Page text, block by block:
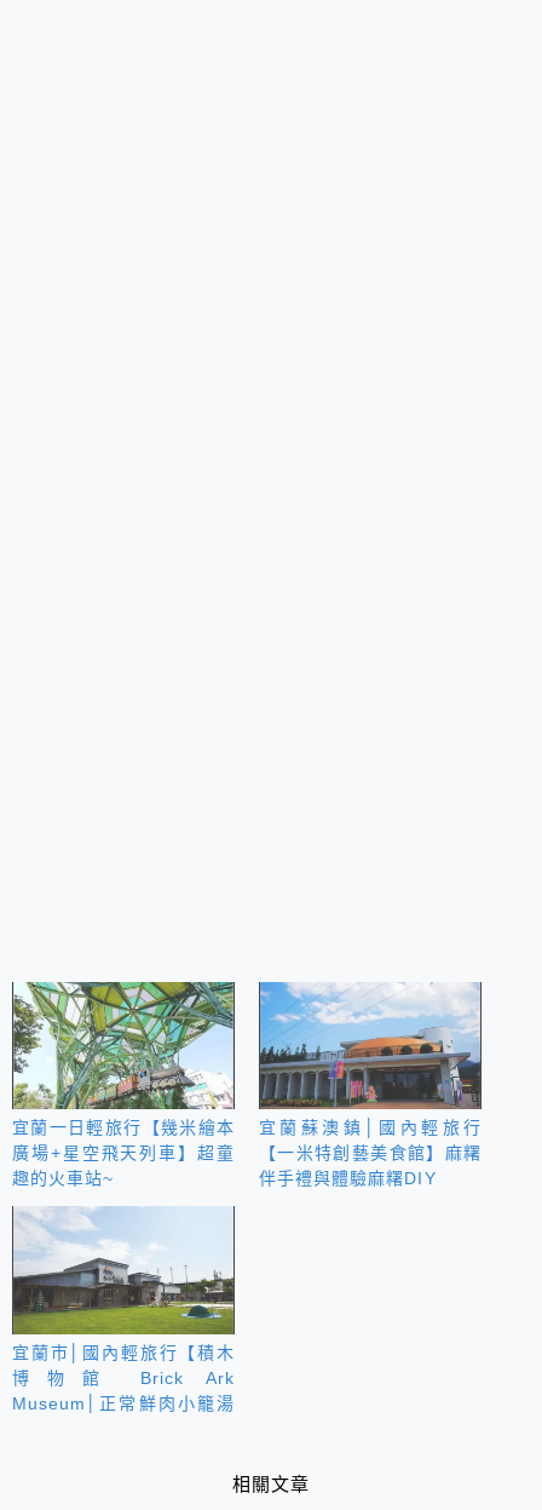
宜蘭一日輕旅行【幾米繪本
廣場+星空飛天列車】超童
趣的火車站~
宜蘭蘇澳鎮│國內輕旅行
【一米特創藝美食館】麻糬
伴手禮與體驗麻糬DIY
宜蘭市│國內輕旅行【積木
博物館 Brick Ark
Museum│正常鮮肉小籠湯
相關文章